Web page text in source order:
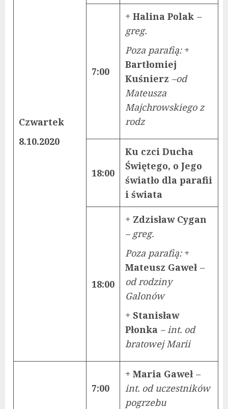
Czwartek
8.10.2020
7:00
+ Halina Polak –
greg.
Poza parafią:+
Bartłomiej
Kuśnierz –od
Mateusza
Majchrowskiego z
rodz
18:00
Ku czci Ducha
Świętego, o Jego
światło dla parafii
i świata
18:00
+ Zdzisław Cygan
– greg.
Poza parafią:+
Mateusz Gaweł –
od rodziny
Galonów
+ Stanisław
Płonka – int. od
bratowej Marii
7:00
+ Maria Gaweł –
int. od uczestników
pogrzebu